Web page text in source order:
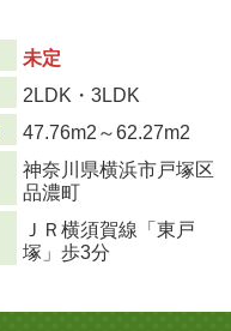
未定
2LDK・3LDK
47.76m2 ～62.27m2
神奈川県横浜市戸塚区
品濃町
ＪＲ横須賀線「東戸
塚」歩3分